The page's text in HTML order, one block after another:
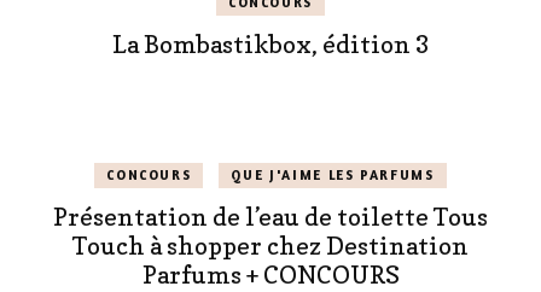
La Bombastikbox, édition 3
CONCOURS QUE J'AIME LES PARFUMS
Présentation de l’eau de toilette Tous
Touch à shopper chez Destination
Parfums + CONCOURS